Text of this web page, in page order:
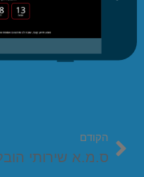
הקודם
ס.מ.א שירותי